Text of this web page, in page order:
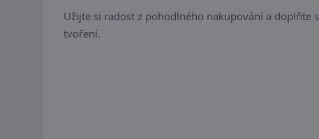
Užijte si radost z pohodlného nakupování a doplňte
tvoření.